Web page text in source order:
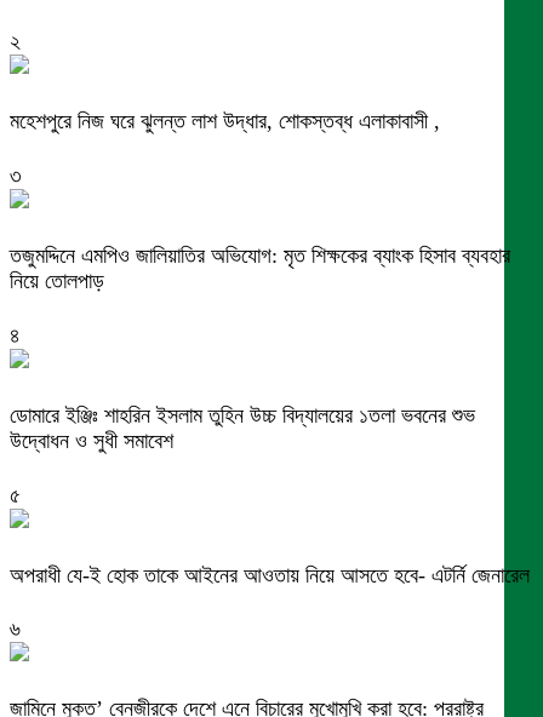
২
মহেশপুরে নিজ ঘরে ঝুলন্ত লাশ উদ্ধার, শোকস্তব্ধ এলাকাবাসী ,
৩
তজুমদ্দিনে এমপিও জালিয়াতির অভিযোগ: মৃত শিক্ষকের ব্যাংক হিসাব ব্যবহার
নিয়ে তোলপাড়
৪
ডোমারে ইঞ্জিঃ শাহরিন ইসলাম তুহিন উচ্চ বিদ্যালয়ের ১তলা ভবনের শুভ
উদ্বোধন ও সুধী সমাবেশ
৫
অপরাধী যে-ই হোক তাকে আইনের আওতায় নিয়ে আসতে হবে- এটর্নি জেনারেল
৬
জামিনে মুক্ত’ বেনজীরকে দেশে এনে বিচারের মুখোমুখি করা হবে: পররাষ্ট্র